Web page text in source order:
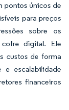
pontos únicos de
para preços
sobre os
digital. Ele
custos de forma
e escalabilidade
financeiros